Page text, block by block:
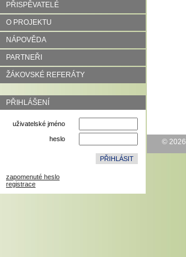
PŘISPĚVATELÉ
O PROJEKTU
NÁPOVĚDA
PARTNEŘI
ŽÁKOVSKÉ REFERÁTY
PŘIHLÁŠENÍ
uživatelské jméno
heslo
zapomenuté heslo
registrace
© 2026